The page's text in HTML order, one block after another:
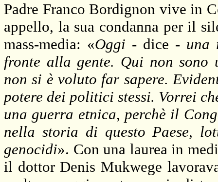
Padre Franco Bordignon vive in
appello, la sua condanna per il
mass-media: «Oggi - dice - una
fronte alla gente. Qui non sono
non si è voluto far sapere.
potere dei politici stessi. Vorrei
una guerra etnica, perchè il
nella storia di questo Paese,
genocidi». Con una laurea in
il dottor Denis Mukwege